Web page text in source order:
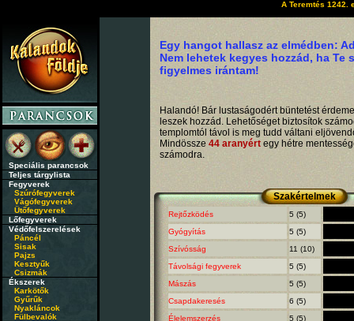
A Teremtés 1242.
Speciális parancsok
Teljes tárgylista
Fegyverek
Szúrófegyverek
Vágófegyverek
Ütőfegyverek
Lőfegyverek
Védőfelszerelések
Páncél
Sisak
Pajzs
Kesztyűk
Csizmák
Ékszerek
Karkötők
Gyűrűk
Nyakláncok
Fülbevalók
Egy hangot hallasz az elmédben:
Nem lehetek kegyes hozzád, ha Te
figyelmes irántam!
Halandó! Bár lustaságodért büntetést
leszek hozzád. Lehetőséget biztosítok
templomtól távol is meg tudd váltani
Mindössze 44 aranyért egy hétre
számodra.
Szakértelmek
Rejtőzködés
5 (5)
Gyógyítás
5 (5)
Szívósság
11 (10)
Távolsági fegyverek
5 (5)
Mászás
5 (5)
Csapdakeresés
6 (5)
Élelemszerzés
5 (5)